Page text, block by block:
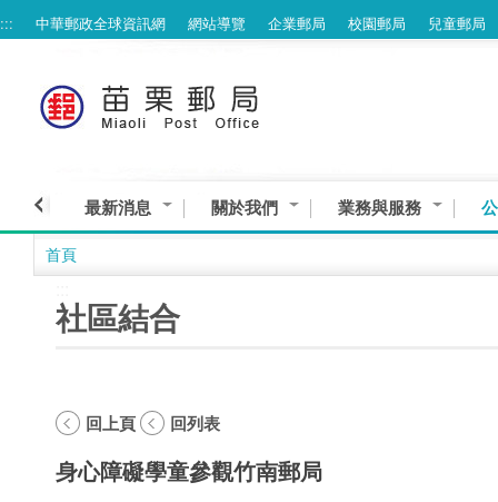
跳到主要內容區塊
::: 中華郵政全球資訊網 網站導覽 企業郵局 校園郵局 兒童郵局
最新消息 關於我們 業務與服務
首頁
社區結合
回上頁 回列表
身心障礙學童參觀竹南郵局